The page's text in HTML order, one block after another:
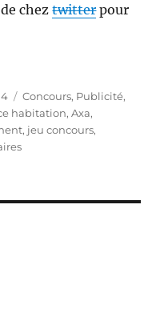
cheztwitterpour
Catégories
Concours, Publicité,
habitation,Axa,
, jeu concours,
sur